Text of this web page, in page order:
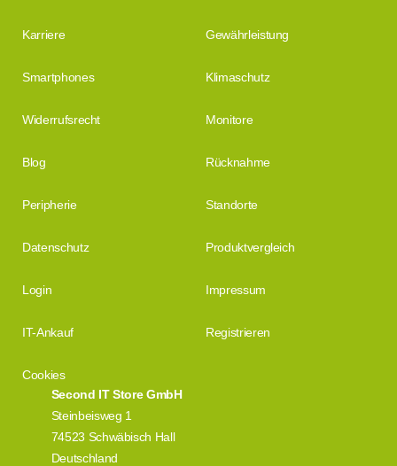
Second IT Store GmbH
Steinbeisweg 1
74523 Schwäbisch Hall
Deutschland
Karriere Gewährleistung
Smartphones Klimaschutz
Widerrufsrecht Monitore
Blog Rücknahme
Peripherie Standorte
Datenschutz Produktvergleich
Login Impressum
IT-Ankauf Registrieren
Cookies